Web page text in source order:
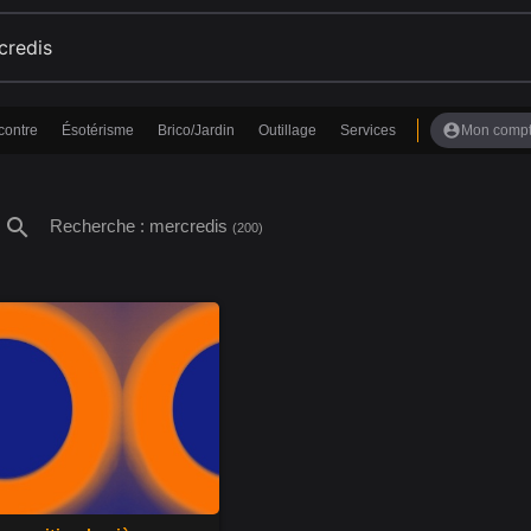
Ésotérisme Brico/Jardin Outillage Services account_circle Mon
search Recherche : mercredis (200)